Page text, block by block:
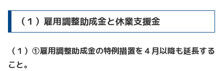
（１）雇用調整助成金と休業支援金
（１）①雇用調整助成金の特例措置を４月以降も延長する
こと。